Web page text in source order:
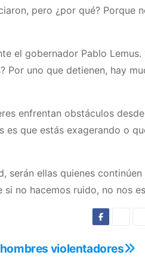
pero ¿por qué? Porque
el gobernador Pablo Lemus.
uno que detienen, hay
enfrentan obstáculos
es que estás exagerando o
serán ellas quienes
no hacemos ruido, no nos
violentadores